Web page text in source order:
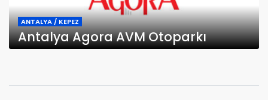
ANTALYA / KEPEZ
Antalya Agora AVM Otoparkı